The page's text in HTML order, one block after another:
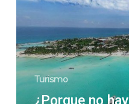
Isla
mujeres?
Turismo
¿Porque no hay